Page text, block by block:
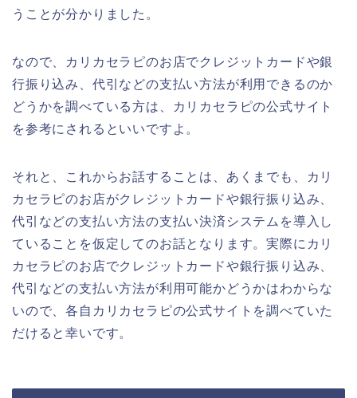
うことが分かりました。
なので、カリカセラピのお店でクレジットカードや銀
行振り込み、代引などの支払い方法が利用できるのか
どうかを調べている方は、カリカセラピの公式サイト
を参考にされるといいですよ。
それと、これからお話することは、あくまでも、カリ
カセラピのお店がクレジットカードや銀行振り込み、
代引などの支払い方法の支払い決済システムを導入し
ていることを仮定してのお話となります。実際にカリ
カセラピのお店でクレジットカードや銀行振り込み、
代引などの支払い方法が利用可能かどうかはわからな
いので、各自カリカセラピの公式サイトを調べていた
だけると幸いです。